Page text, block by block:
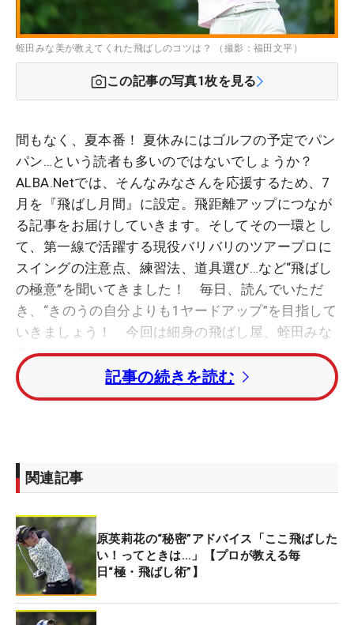
蛭田みな美が教えてくれた飛ばしのコツは？ （撮影：福田文平）
この記事の写真1枚を見る
間もなく、夏本番！ 夏休みにはゴルフの予定でパン
パン…という読者も多いのではないでしょうか？
ALBA.Netでは、そんなみなさんを応援するため、7
月を『飛ばし月間』に設定。飛距離アップにつなが
る記事をお届けしていきます。そしてその一環とし
て、第一線で活躍する現役バリバリのツアープロに
スイングの注意点、練習法、道具選び…など“飛ばし
の極意”を聞いてきました！ 毎日、読んでいただ
き、“きのうの自分よりも1ヤードアップ”を目指して
いきましょう！ 今回は細身の飛ばし屋、蛭田みな
美。
◇
マ」の2冠を達成して、2016年のプロテストで合格
した蛭田。ツアー初優勝はプロ8年目の2023年
を獲得すると成績も安定し、24年からは“ツアーの
顔”でもある『JLPGAブライトナー』（広報活動グ
ループ）を務めている。
身長164センチでスラっとした体型の蛭田だが、実
記事の続きを読む
関連記事
原英莉花の“秘密”アドバイス「ここ飛ばした
い！ってときは…」【プロが教える毎
日“極・飛ばし術”】